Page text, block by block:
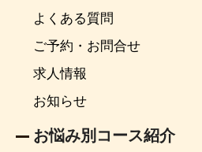
よくある質問
ご予約・お問合せ
求人情報
お知らせ
お悩み別コース紹介